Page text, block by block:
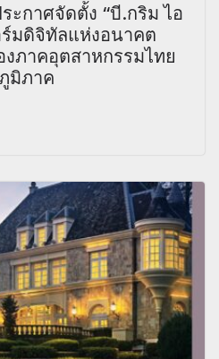
ะกาศจัดตั้ง “บี.กริม ไอ
มดิจิทัลแห่งอนาคต
งภาคอุตสาหกรรมไทย
มิภาค